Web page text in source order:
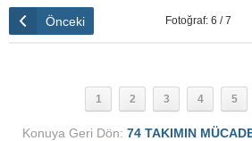
Önceki Fotoğraf: 6 / 7
1 2 3 4 5
Konuya Geri Dön: 74 TAKIMIN